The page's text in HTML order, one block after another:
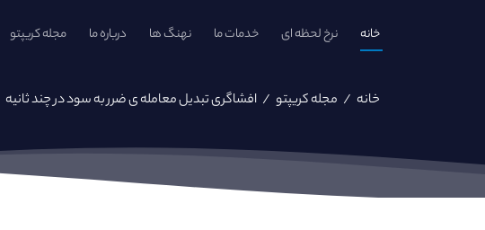
خانه نرخ لحظه ای خدمات ما نهنگ ها درباره ما مجله کریپتو
خانه / مجله کریپتو / افشاگری تبدیل معامله ی ضرر به سود در چند ثانیه